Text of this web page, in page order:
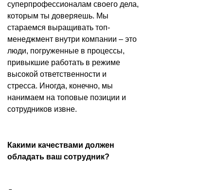
суперпрофессионалам своего дела,
которым ты доверяешь. Мы
стараемся выращивать топ-
менеджмент внутри компании – это
люди, погруженные в процессы,
привыкшие работать в режиме
высокой ответственности и
стресса. Иногда, конечно, мы
нанимаем на топовые позиции и
сотрудников извне.
Какими качествами должен
обладать ваш сотрудник?